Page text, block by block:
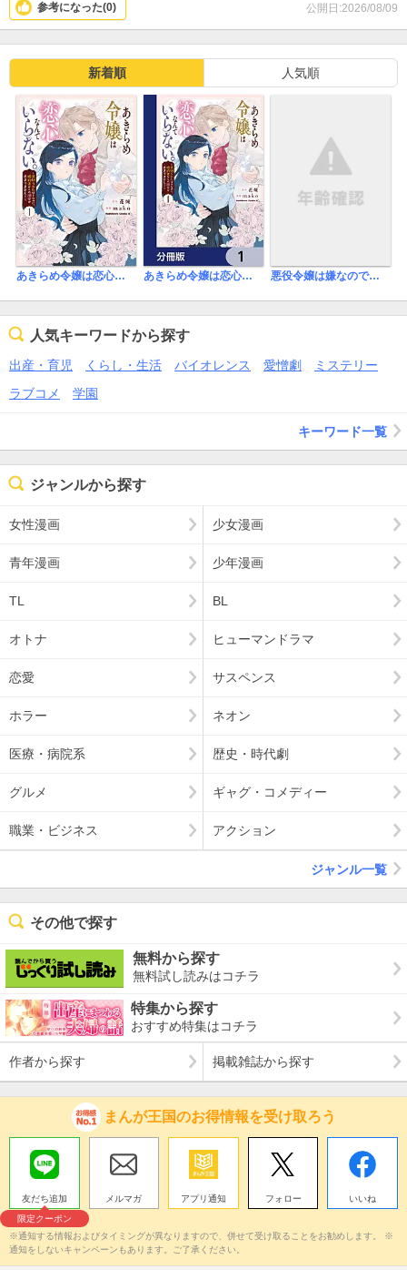
公開日:2026/08/09
参考になった(0)
新着順 人気順
あきらめ令嬢は恋心なんていらない。～裏切られたはずなのに、婚約者からの溺愛が止まりません！～ あきらめ令嬢は恋心なんていらない。～裏切られたはずなのに、婚約者からの溺愛が止まりません！～【分冊版】 悪役令嬢は嫌なので、医務室助手になりました。【電子限定特典付き】
人気キーワードから探す
出産・育児 くらし・生活 バイオレンス 愛憎劇
ミステリー
ラブコメ
学園
キーワード一覧
ジャンルから探す
女性漫画 少女漫画
青年漫画 少年漫画
TL BL
オトナ ヒューマンドラマ
恋愛 サスペンス
ホラー ネオン
医療・病院系 歴史・時代劇
グルメ ギャグ・コメディー
職業・ビジネス アクション
ジャンル一覧
その他で探す
無料から探す
無料試し読みはコチラ
特集から探す
おすすめ特集はコチラ
作者から探す 掲載雑誌から探す
まんが王国のお得情報を受け取ろう
友だち追加
限定クーポン
メルマガ アプリ通知 フォロー いいね
※通知する情報およびタイミングが異なりますので、併せて受け取ることをお勧めします。 ※
通知をしないキャンペーンもあります。ご了承ください。